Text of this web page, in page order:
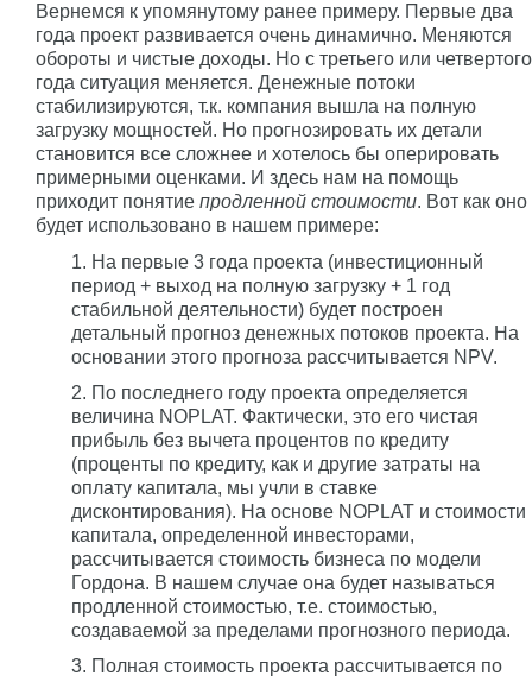
Вернемся к упомянутому ранее примеру. Первые два
года проект развивается очень динамично. Меняются
обороты и чистые доходы. Но с третьего или четвертого
года ситуация меняется. Денежные потоки
стабилизируются, т.к. компания вышла на полную
загрузку мощностей. Но прогнозировать их детали
становится все сложнее и хотелось бы оперировать
примерными оценками. И здесь нам на помощь
приходит понятие продленной стоимости. Вот как оно
будет использовано в нашем примере:
1. На первые 3 года проекта (инвестиционный
период + выход на полную загрузку + 1 год
стабильной деятельности) будет построен
детальный прогноз денежных потоков проекта. На
основании этого прогноза рассчитывается NPV.
2. По последнего году проекта определяется
величина NOPLAT. Фактически, это его чистая
прибыль без вычета процентов по кредиту
(проценты по кредиту, как и другие затраты на
оплату капитала, мы учли в ставке
дисконтирования). На основе NOPLAT и стоимости
капитала, определенной инвесторами,
рассчитывается стоимость бизнеса по модели
Гордона. В нашем случае она будет называться
продленной стоимостью, т.е. стоимостью,
создаваемой за пределами прогнозного периода.
3. Полная стоимость проекта рассчитывается по